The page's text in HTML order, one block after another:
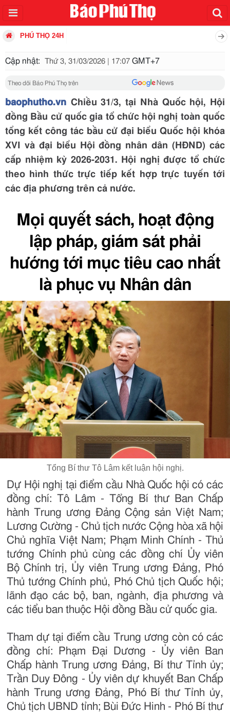
PHÚ THỌ 24H
Cập nhật: Thứ 3, 31/03/2026 | 17:07 GMT+7
Theo dõi Báo Phú Thọ trên
baophutho.vn Chiều 31/3, tại Nhà Quốc hội, Hội
đồng Bầu cử quốc gia tổ chức hội nghị toàn quốc
tổng kết công tác bầu cử đại biểu Quốc hội khóa
XVI và đại biểu Hội đồng nhân dân (HĐND) các
cấp nhiệm kỳ 2026-2031. Hội nghị được tổ chức
theo hình thức trực tiếp kết hợp trực tuyến tới
các địa phương trên cả nước.
Mọi quyết sách, hoạt động
lập pháp, giám sát phải
hướng tới mục tiêu cao nhất
là phục vụ Nhân dân
Tổng Bí thư Tô Lâm kết luận hội nghị.
Dự Hội nghị tại điểm cầu Nhà Quốc hội có các
đồng chí: Tô Lâm - Tổng Bí thư Ban Chấp
hành Trung ương Đảng Cộng sản Việt Nam;
Lương Cường - Chủ tịch nước Cộng hòa xã hội
Chủ nghĩa Việt Nam; Phạm Minh Chính - Thủ
tướng Chính phủ cùng các đồng chí Ủy viên
Bộ Chính trị, Ủy viên Trung ương Đảng, Phó
Thủ tướng Chính phủ, Phó Chủ tịch Quốc hội;
lãnh đạo các bộ, ban, ngành, địa phương và
các tiểu ban thuộc Hội đồng Bầu cử quốc gia.
Tham dự tại điểm cầu Trung ương còn có các
đồng chí: Phạm Đại Dương - Ủy viên Ban
Chấp hành Trung ương Đảng, Bí thư Tỉnh ủy;
Trần Duy Đông - Ủy viên dự khuyết Ban Chấp
hành Trung ương Đảng, Phó Bí thư Tỉnh ủy,
Chủ tịch UBND tỉnh; Bùi Đức Hinh - Phó Bí thư